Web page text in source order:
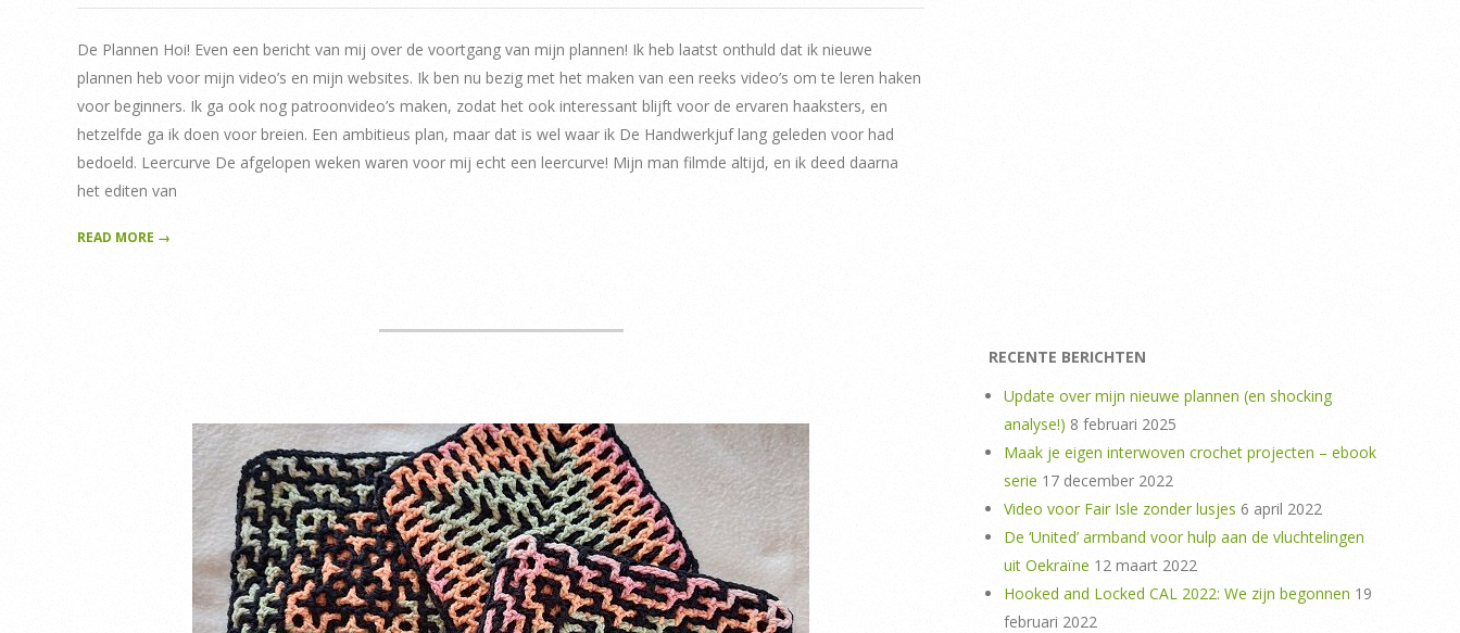
02-
08
De Plannen Hoi! Even een bericht van mij over de voortgang van mijn plannen! Ik heb laatst onthuld dat ik nieuwe
plannen heb voor mijn video’s en mijn websites. Ik ben nu bezig met het maken van een reeks video’s om te leren haken
voor beginners. Ik ga ook nog patroonvideo’s maken, zodat het ook interessant blijft voor de ervaren haaksters, en
hetzelfde ga ik doen voor breien. Een ambitieus plan, maar dat is wel waar ik De Handwerkjuf lang geleden voor had
bedoeld. Leercurve De afgelopen weken waren voor mij echt een leercurve! Mijn man filmde altijd, en ik deed daarna
het editen van
READ MORE →
RECENTE BERICHTEN
Update over mijn nieuwe plannen (en shocking
analyse!) 8 februari 2025
Maak je eigen interwoven crochet projecten – ebook
serie 17 december 2022
Video voor Fair Isle zonder lusjes 6 april 2022
De ‘United’ armband voor hulp aan de vluchtelingen
uit Oekraïne 12 maart 2022
Hooked and Locked CAL 2022: We zijn begonnen 19
februari 2022